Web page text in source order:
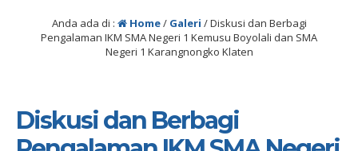
Anda ada di : Home/ Galeri /Diskusi dan Berbagi
Pengalaman IKM SMA Negeri 1 Kemusu Boyolali dan SMA
Negeri 1 Karangnongko Klaten
Diskusi dan Berbagi